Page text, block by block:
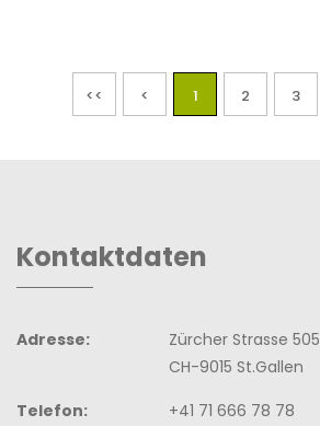
<< < 1 2 3
Kontaktdaten
Adresse:
Zürcher Strasse 505
CH-9015 St.Gallen
Telefon:
+41 71 666 78 78